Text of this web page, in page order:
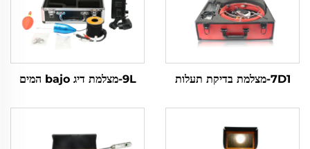
7D1-מצלמת בדיקת תעלות 9L-מצלמת דיג bajo המים